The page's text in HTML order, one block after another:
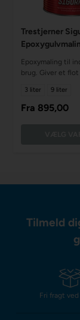
Trestjerner
Epoxymaling til
brug. Giver et flot
3 liter 9 liter
Fra 895,00
Tilmeld
Fri fragt